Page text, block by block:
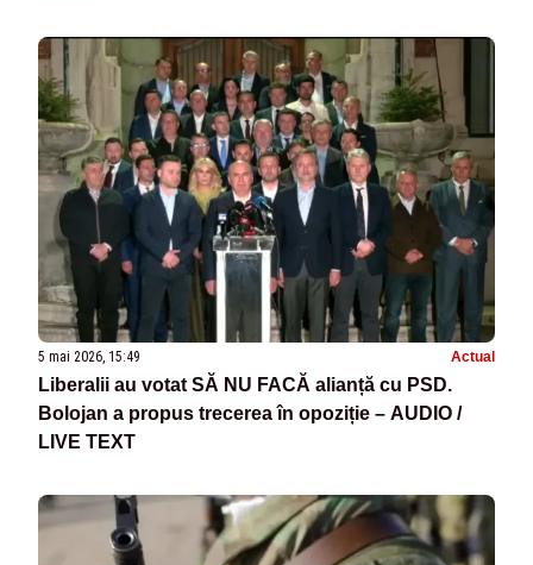
5 mai 2026, 15:49 Actual
Liberalii au votat SĂ NU FACĂ alianță cu PSD.
Bolojan a propus trecerea în opoziție – AUDIO /
LIVE TEXT